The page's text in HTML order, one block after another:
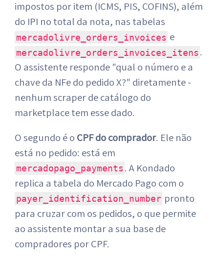
impostos por item (ICMS, PIS, COFINS), além
do IPI no total da nota, nas tabelas
mercadolivre_orders_invoices e
mercadolivre_orders_invoices_itens .
O assistente responde "qual o número e a
chave da NFe do pedido X?" diretamente -
nenhum scraper de catálogo do
marketplace tem esse dado.
O segundo é o CPF do comprador. Ele não
está no pedido: está em
mercadopago_payments . A Kondado
replica a tabela do Mercado Pago com o
payer_identification_number pronto
para cruzar com os pedidos, o que permite
ao assistente montar a sua base de
compradores por CPF.